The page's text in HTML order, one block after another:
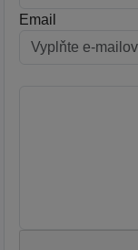
Email